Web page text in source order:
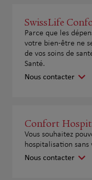
SwissLife
Parce que les
votre bien-être ne
de vos soins de
Santé.
Nous contacter
Confort
Vous souhaitez
hospitalisation
Nous contacter